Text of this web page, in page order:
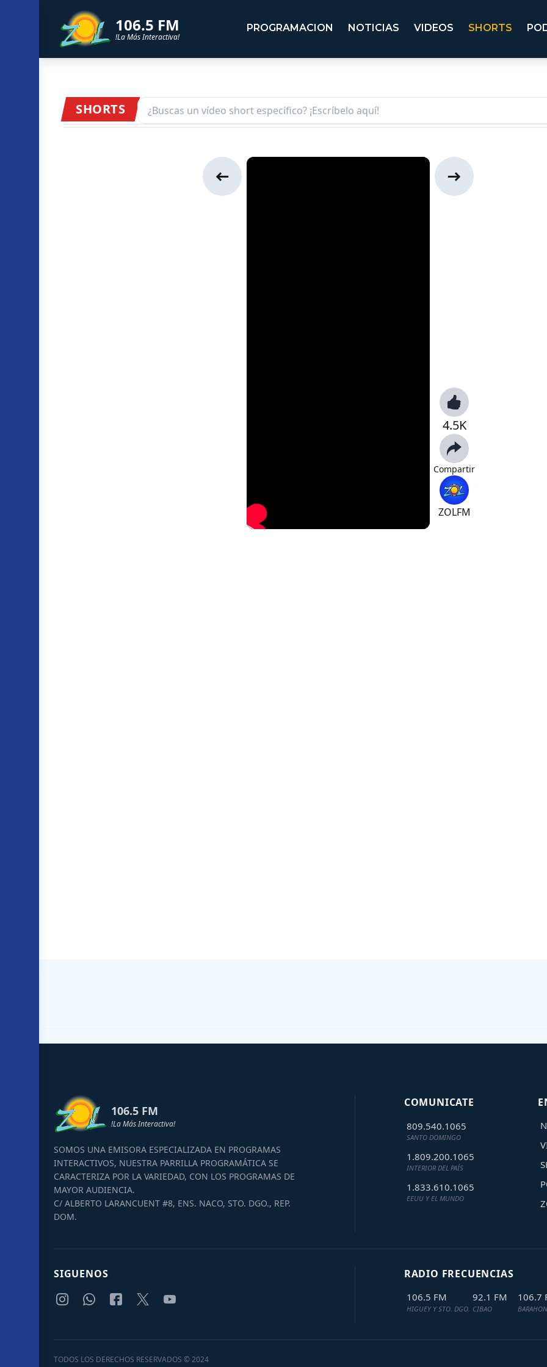
106.5 FM
!La Más Interactiva!
PROGRAMACION NOTICIAS VIDEOS SHORTS
SHORTS
4.5K
Compartir
ZOLFM
106.5 FM
!La Más Interactiva!
SOMOS UNA EMISORA ESPECIALIZADA EN PROGRAMAS
INTERACTIVOS, NUESTRA PARRILLA PROGRAMÁTICA SE
CARACTERIZA POR LA VARIEDAD, CON LOS PROGRAMAS DE
MAYOR AUDIENCIA.
C/ ALBERTO LARANCUENT #8, ENS. NACO, STO. DGO., REP.
DOM.
COMUNICATE
809.540.1065
SANTO DOMINGO
1.809.200.1065
INTERIOR DEL PAÍS
1.833.610.1065
EEUU Y EL MUNDO
SIGUENOS RADIO FRECUENCIAS
106.5 FM
HIGUEY Y STO. DGO.
92.1 FM
CIBAO
106.7
TODOS LOS DERECHOS RESERVADOS © 2024